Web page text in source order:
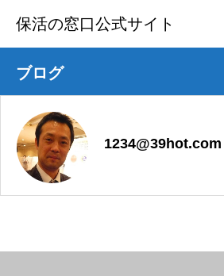
保活の窓口公式サイト
ブログ
1234@39hot.com